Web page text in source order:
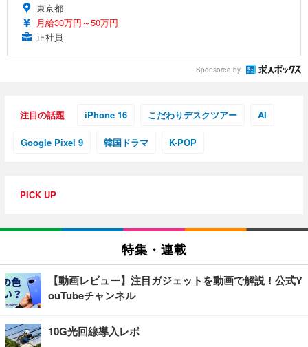
東京都
月給30万円～50万円
正社員
Sponsored by
注目の話題 iPhone 16 こだわりデスクツアー AI
Google Pixel 9 韓国ドラマ K-POP
PICK UP
特集・連載
【動画レビュー】注目ガジェットを動画で解説！公式Y
ouTubeチャンネル
10G光回線導入レポ